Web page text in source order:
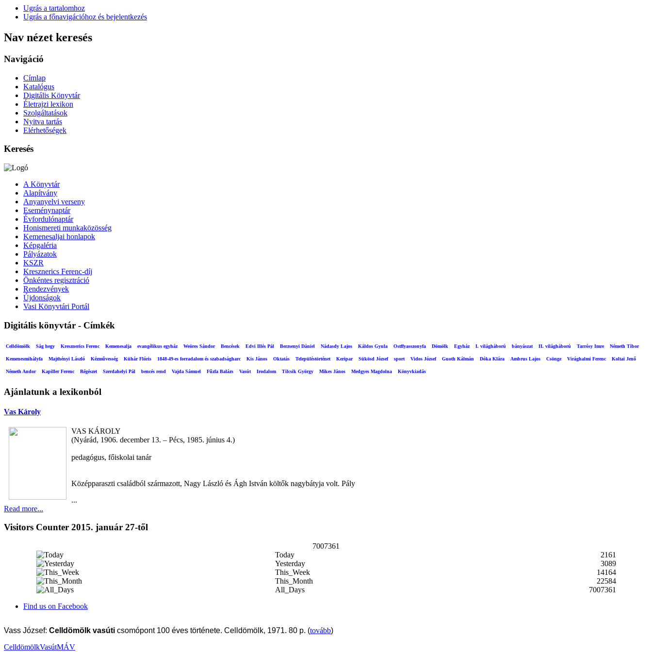
Ugrás a tartalomhoz
Ugrás a főnavigációhoz és bejelentkezés
Nav nézet keresés
Navigáció
Címlap
Katalógus
Digitális Könyvtár
Életrajzi lexikon
Szolgáltatások
Nyitva tartás
Elérhetőségek
Keresés
A Könyvtár
Alapítvány
Anyanyelvi verseny
Eseménynaptár
Évfordulónaptár
Honismereti munkaközösség
Kemenesaljai honlapok
Képgaléria
Pályázatok
KSZR
Kresznerics Ferenc-díj
Önkéntes regisztráció
Rendezvények
Újdonságok
Vasi Könyvtári Portál
Digitális könyvtár - Címkék
Celldömölk Ság hegy Kresznerics Ferenc Kemenesalja evangélikus egyház Weöres Sándor Bencések Edvi Illés Pál Berzsenyi Dániel Nádasdy Lajos Káldos Gyula Ostffyasszonyfa Dömölk Egyház I. világháború bányászat II. világháború Tarrósy Imre Németh Tibor
Kemenesmihályfa Majthényi László Kézművesség Kühár Flóris 1848-49-es forradalom és szabadságharc Kis János Oktatás Településtörténet Keripar Sükösd József sport Vidos József Guoth Kálmán Dóka Klára Ambrus Lajos Csönge Virághalmi Ferenc Koltai Jenő
Németh Andor Kapiller Ferenc Régészet Szerdahelyi Pál bencés rend Vajda Sámuel Fűzfa Balázs Vasút Irodalom Tilcsik György Mikes János Medgyes Magdolna Könyvkiadás
Ajánlatunk a lexikonból
Vas Károly
VAS KÁROLY
(Nyárád, 1906. december 13. – Pécs, 1985. június 4.)
pedagógus, főiskolai tanár
Középparaszti családból származott, Nagy László és Ágh István költők nagybátyja volt. Pály
...
Read more...
Visitors Counter 2015. január 27-től
7007361
Today
2161
Yesterday
3089
This_Week
14164
This_Month
22584
All_Days
7007361
Find us on Facebook
Vass József: Celldömölk vasúti csomópont 100 éves története. Celldömölk, 1971. 80 p. (tovább)
CelldömölkVasútMÁV